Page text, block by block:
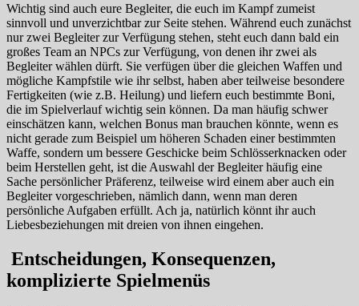
Wichtig sind auch eure Begleiter, die euch im Kampf zumeist
sinnvoll und unverzichtbar zur Seite stehen. Während euch zunächst
nur zwei Begleiter zur Verfügung stehen, steht euch dann bald ein
großes Team an NPCs zur Verfügung, von denen ihr zwei als
Begleiter wählen dürft. Sie verfügen über die gleichen Waffen und
mögliche Kampfstile wie ihr selbst, haben aber teilweise besondere
Fertigkeiten (wie z.B. Heilung) und liefern euch bestimmte Boni,
die im Spielverlauf wichtig sein können. Da man häufig schwer
einschätzen kann, welchen Bonus man brauchen könnte, wenn es
nicht gerade zum Beispiel um höheren Schaden einer bestimmten
Waffe, sondern um bessere Geschicke beim Schlösserknacken oder
beim Herstellen geht, ist die Auswahl der Begleiter häufig eine
Sache persönlicher Präferenz, teilweise wird einem aber auch ein
Begleiter vorgeschrieben, nämlich dann, wenn man deren
persönliche Aufgaben erfüllt. Ach ja, natürlich könnt ihr auch
Liebesbeziehungen mit dreien von ihnen eingehen.
Entscheidungen, Konsequenzen,
komplizierte Spielmenüs